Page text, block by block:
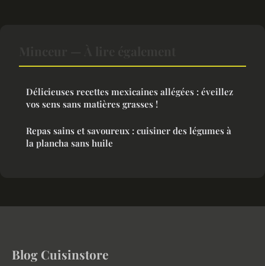
Délicieuses recettes mexicaines allégées : éveillez
vos sens sans matières grasses !
Repas sains et savoureux : cuisiner des légumes à
la plancha sans huile
Blog Cuisinstore